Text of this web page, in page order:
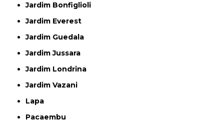
Jardim Bonfiglioli
Jardim Everest
Jardim Guedala
Jardim Jussara
Jardim Londrina
Jardim Vazani
Lapa
Pacaembu